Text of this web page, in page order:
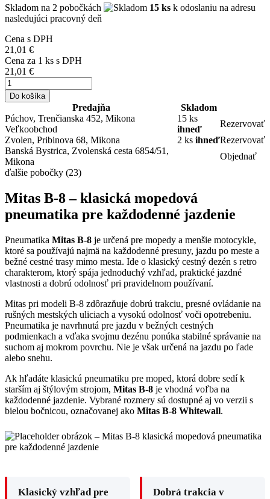
Skladom na 2 pobočkách 15 ks k odoslaniu na adresu
nasledujúci pracovný deň
Cena s DPH
21,01 €
Cena za 1 ks s DPH
21,01 €
Do košíka
Predajňa
Skladom
Púchov, Trenčianska 452, Mikona
Veľkoobchod
15 ks
ihneď
Rezervovať
Zvolen, Pribinova 68, Mikona
2 ks ihneďRezervovať
Banská Bystrica, Zvolenská cesta 6854/51,
Mikona
Objednať
ďalšie pobočky (23)
Mitas B-8 – klasická mopedová
pneumatika pre každodenné jazdenie
Pneumatika Mitas B-8 je určená pre mopedy a menšie motocykle,
ktoré sa používajú najmä na každodenné presuny, jazdu po meste a
bežné cestné trasy mimo mesta. Ide o klasický cestný dezén s retro
charakterom, ktorý spája jednoduchý vzhľad, praktické jazdné
vlastnosti a dobrú odolnosť pri pravidelnom používaní.
Mitas pri modeli B-8 zdôrazňuje dobrú trakciu, presné ovládanie na
rušných mestských uliciach a vysokú odolnosť voči opotrebeniu.
Pneumatika je navrhnutá pre jazdu v bežných cestných
podmienkach a vďaka svojmu dezénu ponúka stabilné správanie na
suchom aj mokrom povrchu. Nie je však určená na jazdu po ľade
alebo snehu.
Ak hľadáte klasickú pneumatiku pre moped, ktorá dobre sedí k
starším aj štýlovým strojom, Mitas B-8 je vhodná voľba na
každodenné jazdenie. Vybrané rozmery sú dostupné aj vo verzii s
bielou bočnicou, označovanej ako Mitas B-8 Whitewall.
Klasický vzhľad pre
Dobrá trakcia v